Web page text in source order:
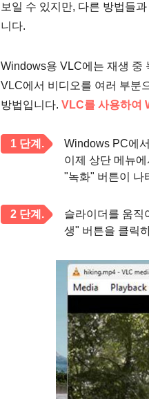
보일 수 있지만, 다른 방법들
니다.
Windows용 VLC에는 재생 중
VLC에서 비디오를 여러 부분
방법입니다. VLC를 사용하여
1 단계.
Windows PC에
이제 상단 메뉴
"녹화" 버튼이 나
2 단계.
슬라이더를 움직
생" 버튼을 클릭